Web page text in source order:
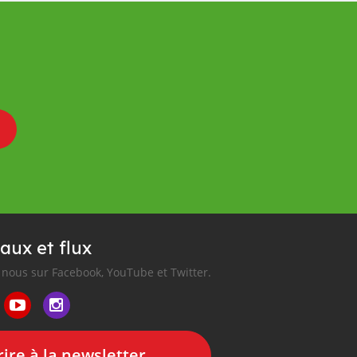
et flux
sur Facebook, YouTube et Twitter.